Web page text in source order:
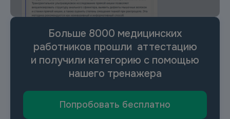
Больше 8000 медицинских
работников прошли аттестацию
и получили категорию с помощью
нашего тренажера
Попробовать бесплатно